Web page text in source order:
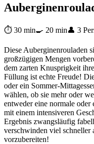
⏱ 30 min🍳 20 min👤 3
Diese Auberginenrouladen
großzügigen Mengen
dem zarten Knusprigkeit
Füllung ist echte Freude!
oder ein Sommer-
wählen, ob sie mehr oder
entweder eine normale oder
mit einem intensiveren
Ergebnis zwangsläufig
verschwinden viel schneller
vorzubereiten!